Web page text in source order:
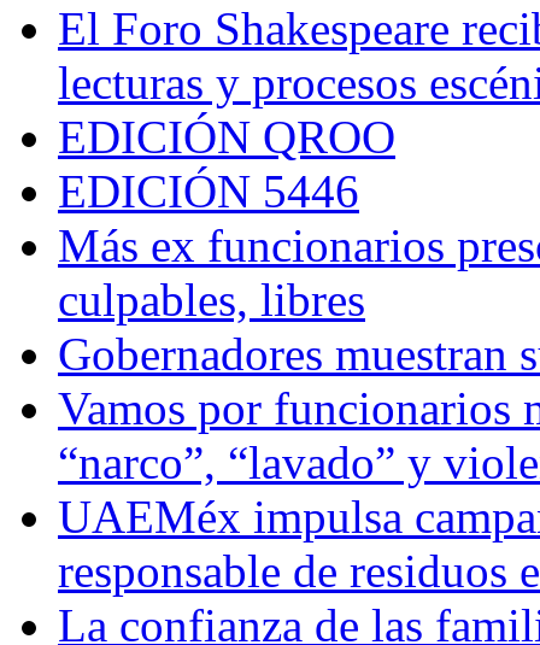
El Foro Shakespeare
lecturas y procesos
EDICIÓN QROO
EDICIÓN 5446
Más ex funcionarios
culpables, libres
Gobernadores muestran
Vamos por funcionarios
“narco”, “lavado” y
UAEMéx impulsa
responsable de residuos
La confianza de las